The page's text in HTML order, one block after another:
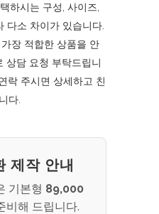
하시는 구성, 사이즈,
다소 차이가 있습니다.
장 적합한 상품을 안
상담 요청 부탁드립니
락 주시면 상세하고 친
다.
제작 안내
기본형 89,000
비해 드립니다.